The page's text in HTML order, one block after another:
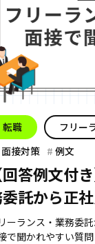
転職
フリー
面接対策
例文
回答例文付
託から正
かれる？
ーランス・業務委
で聞かれやすい質